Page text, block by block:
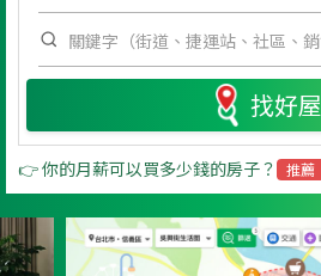
找好屋
👉 你的月薪可以買多少錢的房子？ 推薦